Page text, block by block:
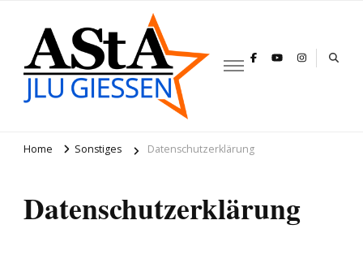
Home Sonstiges Datenschutzerklärung
Datenschutzerklärung